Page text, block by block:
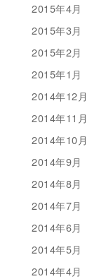
2015年4月
2015年3月
2015年2月
2015年1月
2014年12月
2014年11月
2014年10月
2014年9月
2014年8月
2014年7月
2014年6月
2014年5月
2014年4月